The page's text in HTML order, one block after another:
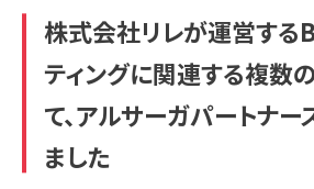
株式会社リレが運営する
ティングに関連する複数
て、アルサーガパートナ
ました